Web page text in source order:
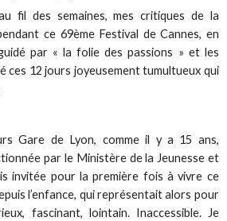
fil des semaines, mes critiques de la
ce 69ème Festival de Cannes, en
par « la folie des passions » et les
ces 12 jours joyeusement tumultueux qui
Gare de Lyon, comme il y a 15 ans,
par le Ministère de la Jeunesse et
invitée pour la première fois à vivre ce
l’enfance, qui représentait alors pour
fascinant, lointain. Inaccessible. Je